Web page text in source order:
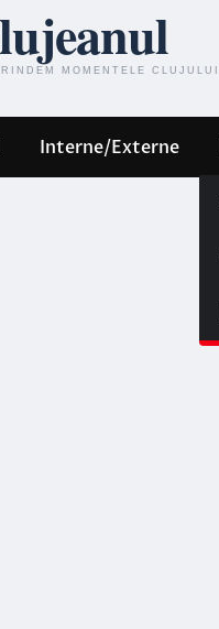
Interne/Externe